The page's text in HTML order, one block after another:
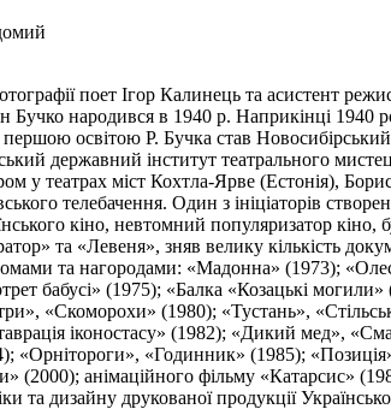
поет Ігор Калинець та асистент
Бучко народився в 1940 р. Наприкінці 1940
освітою Р. Бучка став Новосибірський
державний інститут театрального
у театрах міст Кохтла-Ярве (Естонія),
телебачення. Один з ініціаторів
кіно, невтомний популяризатор кіно,
та «Левеня», зняв велику кількість
та нагородами: «Мадонна» (1973);
бабусі» (1975); «Балка «Козацькі
«Скоморохи» (1980); «Тустань»,
іконостасу» (1982); «Дикий мед»,
«Орнітороги», «Годинник» (1985);
(2000); анімаційного фільму «Катарсис»
та дизайну друкованої продукції